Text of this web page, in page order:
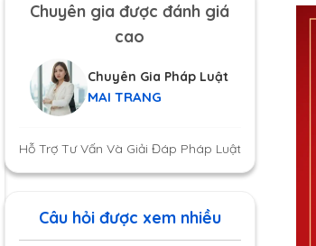
Chuyên gia được đánh giá
cao
Chuyên Gia Pháp Luật
MAI TRANG
Hỗ Trợ Tư Vấn Và Giải Đáp Pháp Luật
Câu hỏi được xem nhiều